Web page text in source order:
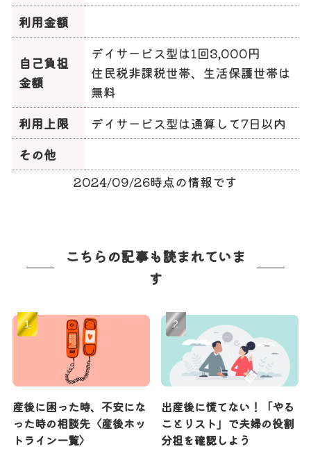
利用金額
自己負担
金額
デイサービス型は1回3,000円
住民税非課税世帯、生活保護世帯は
無料
利用上限
デイサービス型は通算して7日以内
その他
2024/09/26時点の情報です
こちらの記事も読まれていま
す
産後に困った時、不安にな
った時の相談先〈産後ホッ
トライン一覧〉
出産後に慌てない！「やる
ことリスト」で夫婦の役割
分担を確認しよう